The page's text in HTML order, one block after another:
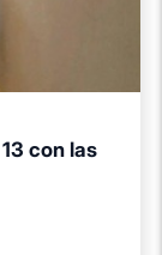
con las